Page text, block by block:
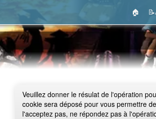
🏠
Veuillez donner le résulat de l'opération
cookie sera déposé pour vous permettre
l'acceptez pas, ne répondez pas à